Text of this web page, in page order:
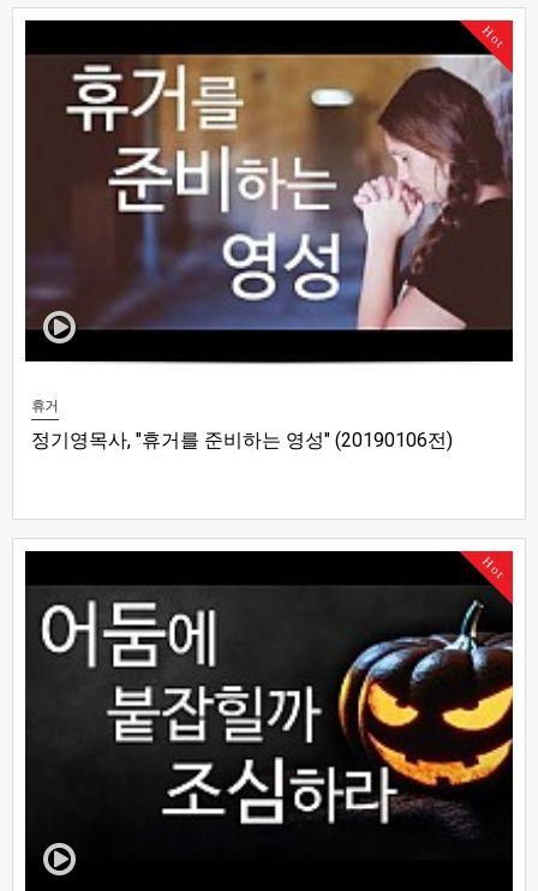
Hot
휴거
정기영목사, "휴거를 준비하는 영성" (20190106전)
Hot